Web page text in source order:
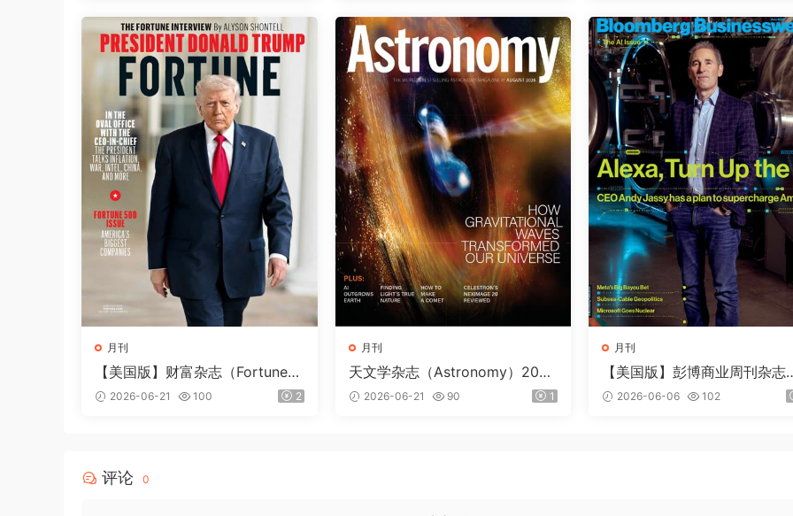
月刊
【美国版】财富杂志（Fortune）
2026年6-7月
2026-06-21 100 2
月刊
天文学杂志（Astronomy）2026
年8月
2026-06-21 90 1
月刊
【美国版】彭博商业周刊杂志
loomberg Businessweek）
6年6月
2026-06-06 102
评论 0